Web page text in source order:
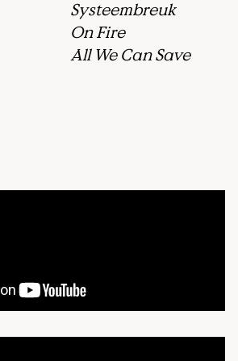
bij elkaar om te
voorkomen.
Systeembreuk
On Fire
All We Can Save